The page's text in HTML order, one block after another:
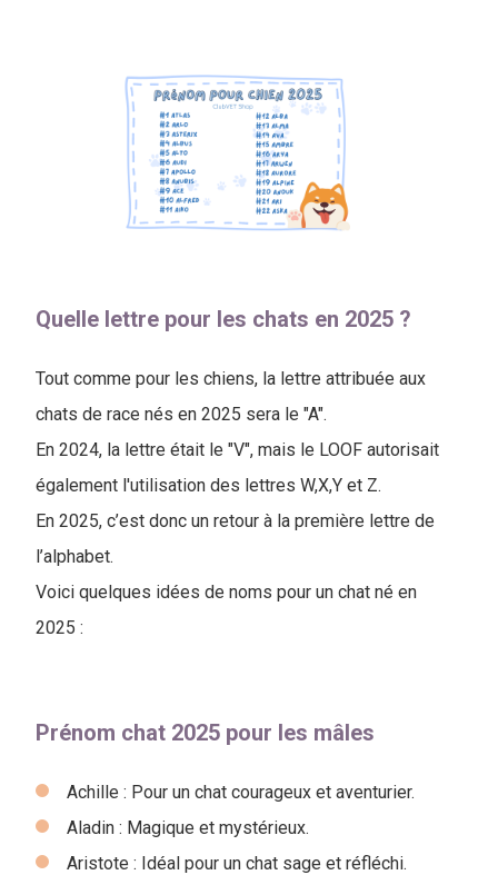
Quelle lettre pour les chats en 2025 ?
Tout comme pour les chiens, la lettre attribuée aux
chats de race nés en 2025 sera le "A".
En 2024, la lettre était le "V", mais le LOOF autorisait
également l'utilisation des lettres W,X,Y et Z.
En 2025, c’est donc un retour à la première lettre de
l’alphabet.
Voici quelques idées de noms pour un chat né en
2025 :
Prénom chat 2025 pour les mâles
Achille : Pour un chat courageux et aventurier.
Aladin : Magique et mystérieux.
Aristote : Idéal pour un chat sage et réfléchi.